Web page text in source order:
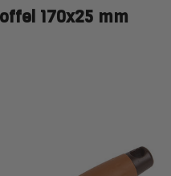
170x25 mm